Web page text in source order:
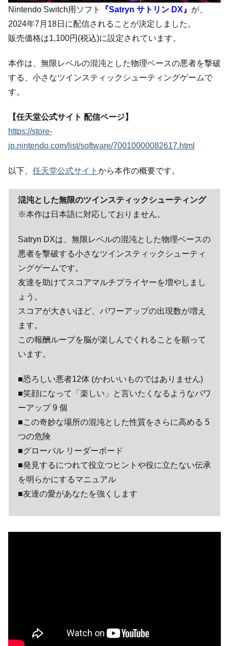
Nintendo Switch用ソフト 『Satryn サトリン DX』 が、
2024年7月18日に配信されることが決定しました。
販売価格は1,100円(税込)に設定されています。
本作は、無限レベルの混沌とした物理ベースの悪者を撃破
する、小さなツインスティックシューティングゲームで
す。
【任天堂公式サイト 配信ページ】
https://store-
jp.nintendo.com/list/software/70010000082617.html
以下、 任天堂公式サイト から本作の概要です。
混沌とした無限のツインスティックシューティング
※本作は日本語に対応しておりません。
Satryn DXは、無限レベルの混沌とした物理ベースの
悪者を撃破する小さなツインスティックシューティ
ングゲームです。
友達を助けてスコアマルチプライヤーを増やしまし
ょう。
スコアが大きいほど、パワーアップの出現数が増え
ます。
この報酬ループを脳が楽しんでくれることを願って
います。
■恐ろしい悪者12体 (かわいいものではありません)
■笑顔になって「楽しい」と言いたくなるようなパワ
ーアップ 9 個
■この奇妙な場所の混沌とした性質をさらに高める 5
つの危険
■グローバル リーダーボード
■発見するにつれて役立つヒントや役に立たない伝承
を明らかにするマニュアル
■友達の愛があなたを強くします